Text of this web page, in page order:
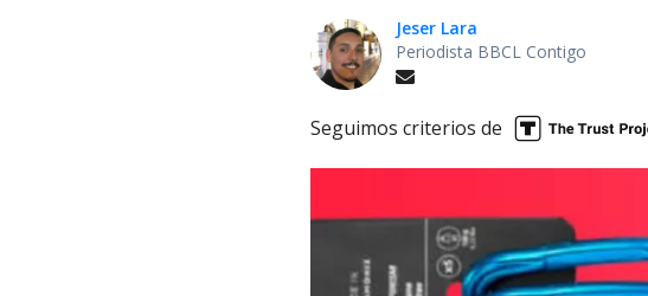
Jeser Lara
Periodista BBCL Contigo
Seguimos criterios de